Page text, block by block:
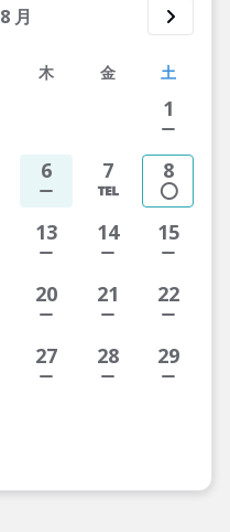
8月
木 金 土
1
6 7 8
13 14 15
20 21 22
27 28 29